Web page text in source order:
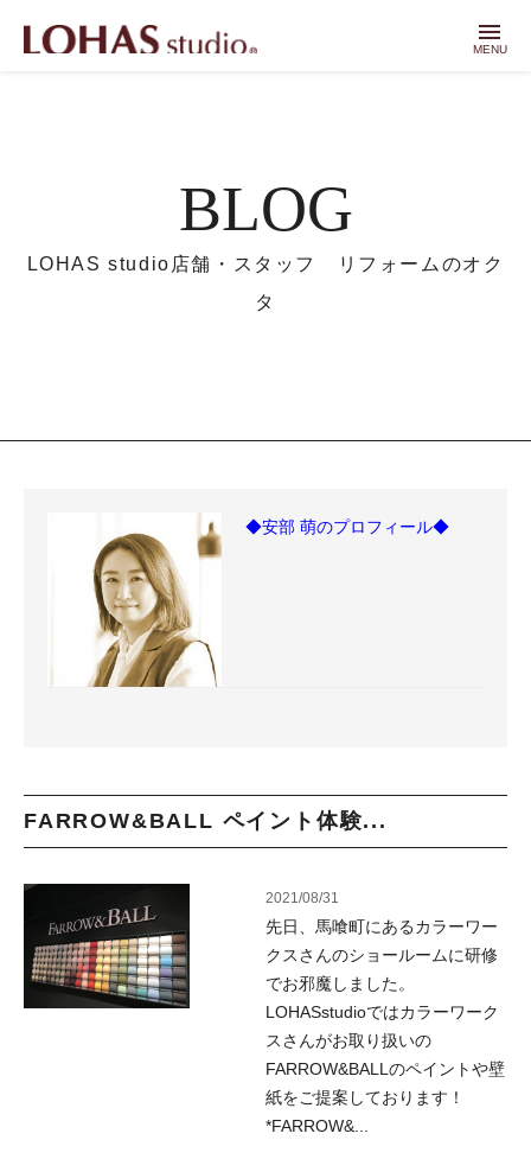
menu
MENU
BLOG
LOHAS studio店舗・スタッフ リフォームのオク
タ
◆安部 萌のプロフィール◆
FARROW&BALL ペイント体験...
2021/08/31
先日、馬喰町にあるカラーワー
クスさんのショールームに研修
でお邪魔しました。
LOHASstudioではカラーワーク
スさんがお取り扱いの
FARROW&BALLのペイントや壁
紙をご提案しております！
*FARROW&...